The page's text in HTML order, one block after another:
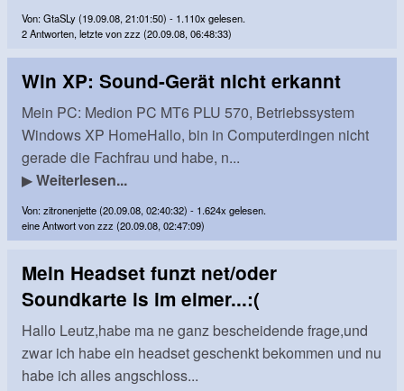
Von: GtaSLy (19.09.08, 21:01:50) - 1.110x gelesen.
2 Antworten, letzte von zzz (20.09.08, 06:48:33)
Win XP: Sound-Gerät nicht erkannt
Mein PC: Medion PC MT6 PLU 570, Betriebssystem
Windows XP HomeHallo, bin in Computerdingen nicht
gerade die Fachfrau und habe, n...
▶Weiterlesen...
Von: zitronenjette (20.09.08, 02:40:32) - 1.624x gelesen.
eine Antwort von zzz (20.09.08, 02:47:09)
Mein Headset funzt net/oder
Soundkarte is im eimer...:(
Hallo Leutz,habe ma ne ganz bescheidende frage,und
zwar ich habe ein headset geschenkt bekommen und nu
habe ich alles angschloss...